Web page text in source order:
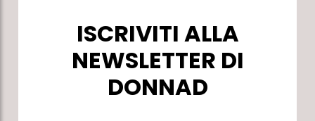
ISCRIVITI ALLA
NEWSLETTER DI
DONNAD